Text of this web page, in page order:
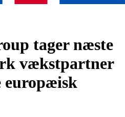
tager næste
vækstpartner
europæisk